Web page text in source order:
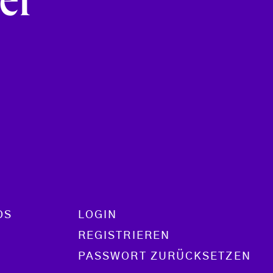
LOGIN
REGISTRIEREN
PASSWORT ZURÜCKSETZEN